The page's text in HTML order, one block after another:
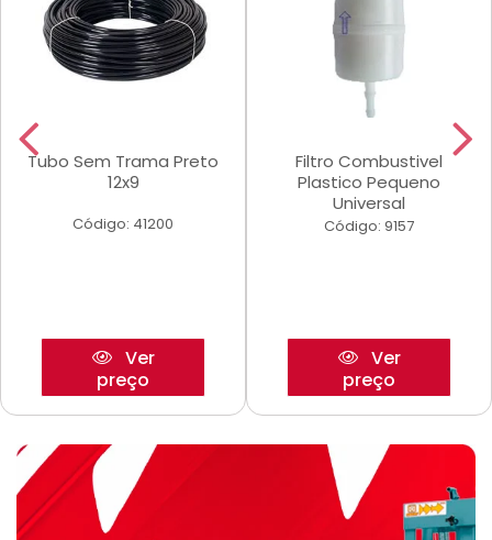
Tubo Sem Trama Preto
12x9
Código: 41200
Ver
preço
Filtro Combustivel
Plastico Pequeno
Universal
Código: 9157
Ver
preço